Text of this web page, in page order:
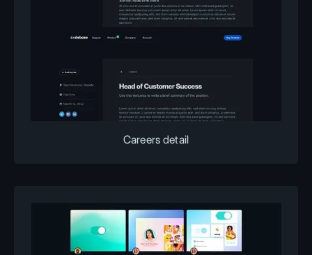
Careers detail